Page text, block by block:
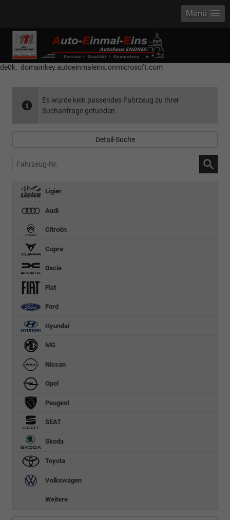
------------ Host Name : selector1._domainkey Points to address or value:
selector1-aee-de0k._domainkey.autoeinmaleins.onmicrosoft.com Host
Name : selector2._domainkey Points to address or value: selector2-aee-
de0k._domainkey.autoeinmaleins.onmicrosoft.com
Menü
Es wurde kein passendes Fahrzeug zu Ihrer
Suchanfrage gefunden.
Detail-Suche
Fahrzeug-
Ligier
Audi
Citroën
Cupra
Dacia
Fiat
Ford
Hyundai
MG
Nissan
Opel
Peugeot
SEAT
Skoda
Toyota
Volkswagen
Weitere